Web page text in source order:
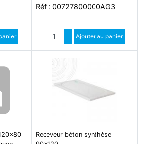
Réf : 00727800000AG3
Quantité
Augmenter quantité
Diminuer quantité
Ajouter au panier
Receveur béton synthèse